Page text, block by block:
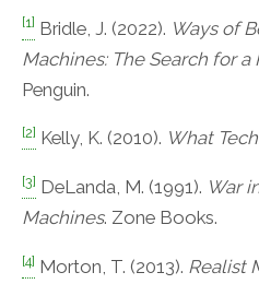
[1] Bridle, J. (2022). Ways of
Machines: The Search for
Penguin.
[2] Kelly, K. (2010). What
[3] DeLanda, M. (1991). War
Machines. Zone Books.
[4] Morton, T. (2013). Realist